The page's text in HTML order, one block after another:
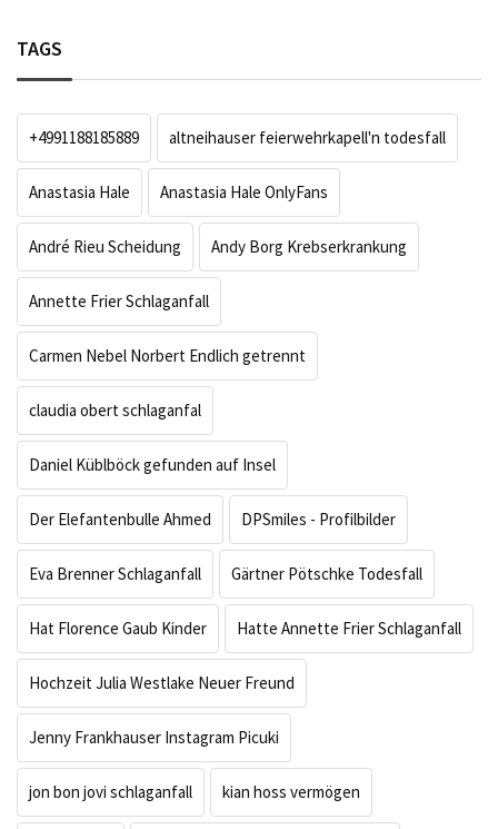
TAGS
+4991188185889 altneihauser feierwehrkapell'n todesfall
Anastasia Hale Anastasia Hale OnlyFans
André Rieu Scheidung Andy Borg Krebserkrankung
Annette Frier Schlaganfall
Carmen Nebel Norbert Endlich getrennt
claudia obert schlaganfal
Daniel Küblböck gefunden auf Insel
Der Elefantenbulle Ahmed DPSmiles - Profilbilder
Eva Brenner Schlaganfall Gärtner Pötschke Todesfall
Hat Florence Gaub Kinder Hatte Annette Frier Schlaganfall
Hochzeit Julia Westlake Neuer Freund
Jenny Frankhauser Instagram Picuki
jon bon jovi schlaganfall kian hoss vermögen